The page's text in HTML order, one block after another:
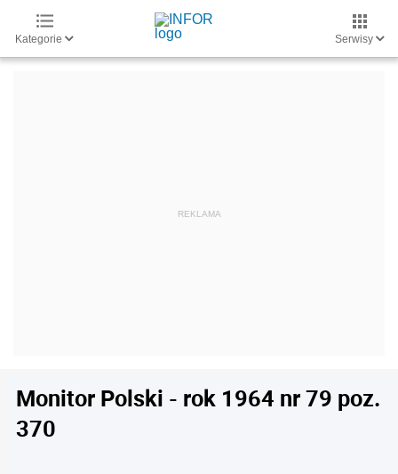
Kategorie Serwisy
Monitor Polski - rok 1964 nr 79 poz.
370